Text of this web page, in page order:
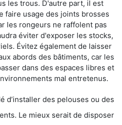
les trous. D'autre part, il est
faire usage des joints brosses
les rongeurs ne raffolent pas
éviter d'exposer les stocks,
Évitez également de laisser
abords des bâtiments, car les
dans des espaces libres et
mal entretenus.
d’installer des pelouses ou des
Le mieux serait de disposer